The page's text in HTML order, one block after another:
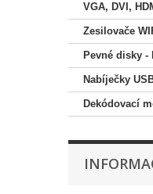
VGA, DVI,
Zesilovače
Pevné disky -
Nabíječky
Dekódovací